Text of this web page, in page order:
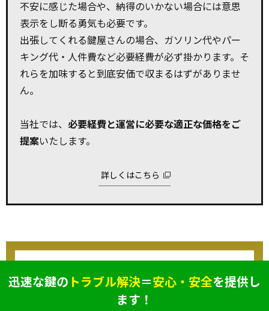
不安に感じた場合や、納得のいかない場合には意思
表示をし断る勇気も必要です。
出張してくれる鍵屋さんの場合、ガソリン代やパー
キング代・人件費など必要経費が必ず掛かります。そ
れらを加味すると到底安価で収まるはずがありませ
ん。
当社では、 必要経費と運営に必要な適正な価格をご
提案いたします。
詳しくはこちら
迅速な鍵の トラブル解決＝安心・安全を提供し
ます！